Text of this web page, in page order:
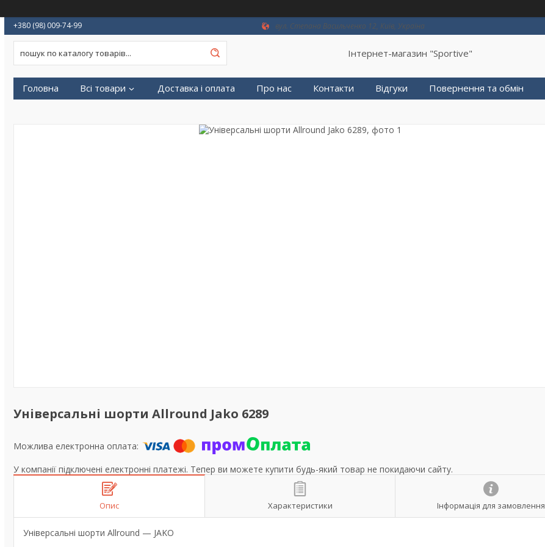
+380 (98) 009-74-99
вул. Степана Васильченко 12, Київ, Україна
Інтернет-магазин "Sportive"
Головна Всі товари Доставка і оплата Про нас Контакти Відгуки Повернення та обмін
Універсальні шорти Allround Jako 6289
У компанії підключені електронні платежі. Тепер ви можете купити будь-який товар не покидаючи сайту.
Опис Характеристики Інформація для замовлення
Універсальні шорти Allround — JAKO